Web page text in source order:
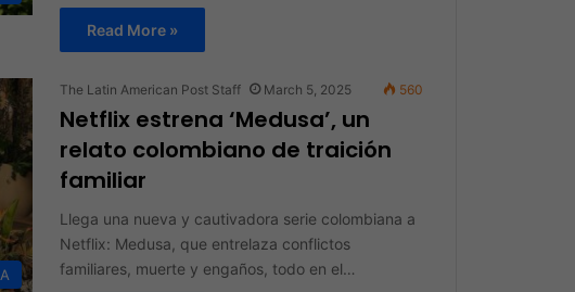
Read More »
The Latin American Post Staff March 5, 2025 560
Netflix estrena ‘Medusa’, un
relato colombiano de traición
familiar
Llega una nueva y cautivadora serie colombiana a
Netflix: Medusa, que entrelaza conflictos
familiares, muerte y engaños, todo en el…